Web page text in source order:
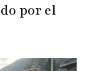
por el